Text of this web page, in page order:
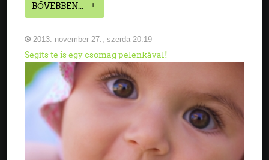
BŐVEBBEN...
2013. november 27., szerda 20:19
Segíts te is egy csomag pelenkával!